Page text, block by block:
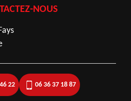
NOUS
22 06 36 37 18 87